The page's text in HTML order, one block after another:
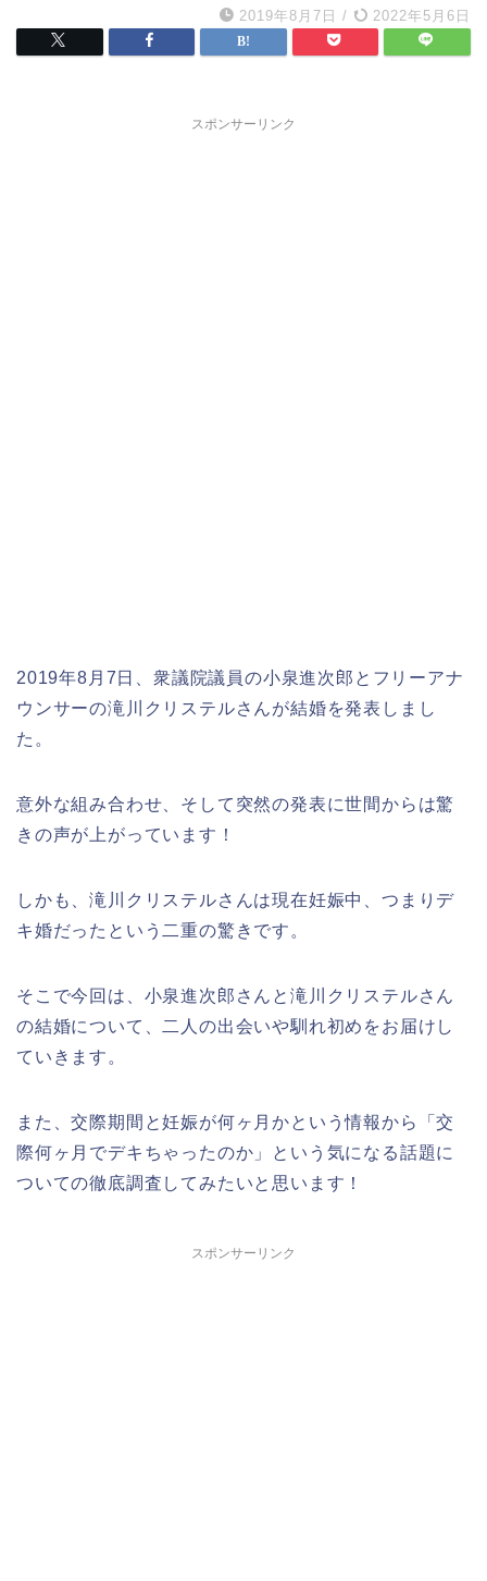
2019年8月7日 / 2022年5月6日
スポンサーリンク
2019年8月7日、衆議院議員の小泉進次郎とフリーアナ
ウンサーの滝川クリステルさんが結婚を発表しまし
た。
意外な組み合わせ、そして突然の発表に世間からは驚
きの声が上がっています！
しかも、滝川クリステルさんは現在妊娠中、つまりデ
キ婚だったという二重の驚きです。
そこで今回は、小泉進次郎さんと滝川クリステルさん
の結婚について、二人の出会いや馴れ初めをお届けし
ていきます。
また、交際期間と妊娠が何ヶ月かという情報から「交
際何ヶ月でデキちゃったのか」という気になる話題に
ついての徹底調査してみたいと思います！
スポンサーリンク